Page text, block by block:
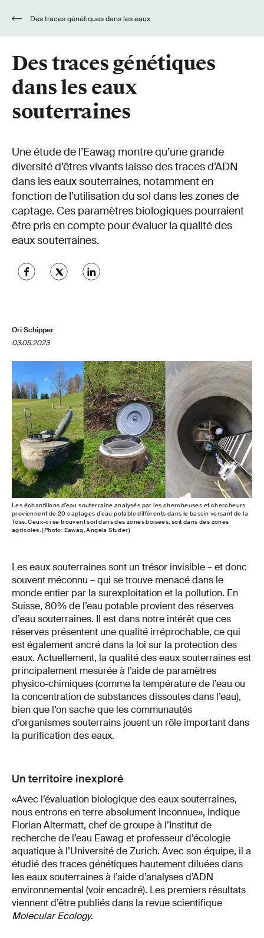
Des traces génétiques
dans les eaux
souterraines
Une étude de l’Eawag montre qu’une grande
diversité d’êtres vivants laisse des traces d’ADN
dans les eaux souterraines, notamment en
fonction de l’utilisation du sol dans les zones de
captage. Ces paramètres biologiques pourraient
être pris en compte pour évaluer la qualité des
eaux souterraines.
Ori Schipper
03.05.2023
Les échantillons d’eau souterraine analysés par les chercheuses et chercheurs
proviennent de 20 captages d’eau potable différents dans le bassin versant de la
Töss. Ceux-ci se trouvent soit dans des zones boisées, soit dans des zones
agricoles. (Photo: Eawag, Angela Studer)
Les eaux souterraines sont un trésor invisible – et donc
souvent méconnu – qui se trouve menacé dans le
monde entier par la surexploitation et la pollution. En
Suisse, 80% de l’eau potable provient des réserves
d’eau souterraines. Il est dans notre intérêt que ces
réserves présentent une qualité irréprochable, ce qui
est également ancré dans la loi sur la protection des
eaux. Actuellement, la qualité des eaux souterraines est
principalement mesurée à l’aide de paramètres
physico-chimiques (comme la température de l’eau ou
la concentration de substances dissoutes dans l’eau),
bien que l’on sache que les communautés
d’organismes souterrains jouent un rôle important dans
la purification des eaux.
Un territoire inexploré
«Avec l’évaluation biologique des eaux souterraines,
nous entrons en terre absolument inconnue», indique
Florian Altermatt, chef de groupe à l’Institut de
recherche de l’eau Eawag et professeur d’écologie
aquatique à l’Université de Zurich. Avec son équipe, il a
étudié des traces génétiques hautement diluées dans
les eaux souterraines à l’aide d’analyses d’ADN
environnemental (voir encadré). Les premiers résultats
viennent d’être publiés dans la revue scientifique
Molecular Ecology.